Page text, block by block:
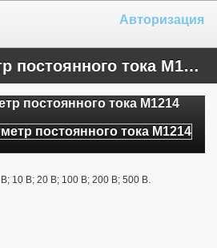
Авторизация
Милливольтметр постоянного тока М1214
10 В; 20 В; 100 В; 200 В; 500 В.